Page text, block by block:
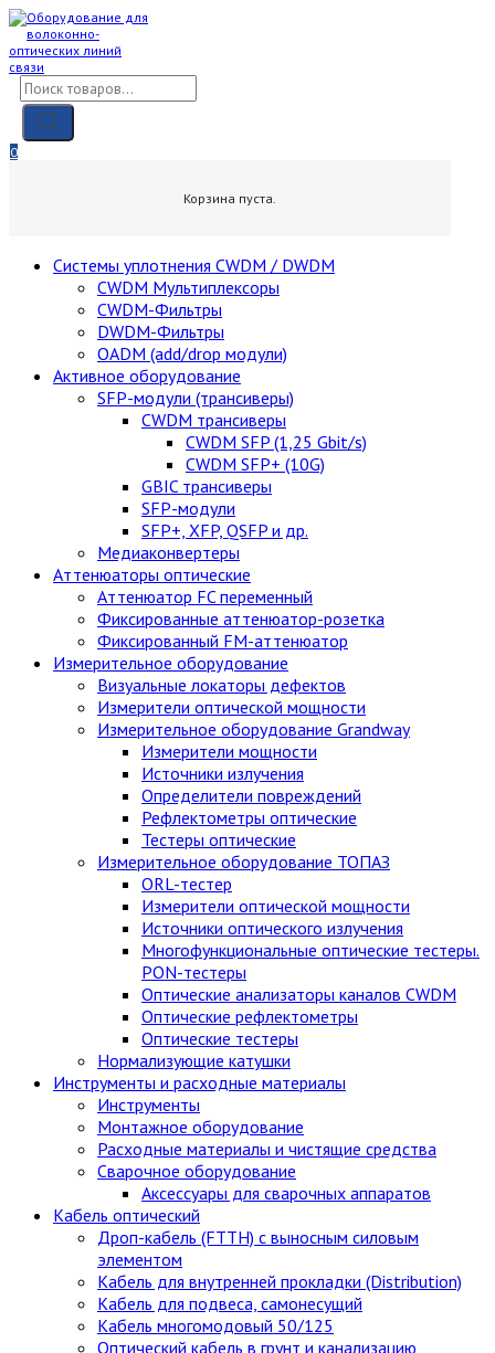
Skip
content
Поиск
товаров
0
Корзина пуста.
Cистемы уплотнения CWDM / DWDM
CWDM Мультиплексоры
CWDM-Фильтры
DWDM-Фильтры
OADM (add/drop модули)
Активное оборудование
SFP-модули (трансиверы)
CWDM трансиверы
CWDM SFP (1,25 Gbit/s)
CWDM SFP+ (10G)
GBIC трансиверы
SFP-модули
SFP+, XFP, QSFP и др.
Медиаконвертеры
Аттенюаторы оптические
Аттенюатор FC переменный
Фиксированные аттенюатор-розетка
Фиксированный FM-аттенюатор
Измерительное оборудование
Визуальные локаторы дефектов
Измерители оптической мощности
Измерительное оборудование Grandway
Измерители мощности
Источники излучения
Определители повреждений
Рефлектометры оптические
Тестеры оптические
Измерительное оборудование ТОПАЗ
ORL-тестер
Измерители оптической мощности
Источники оптического излучения
Многофункциональные оптические тестеры.
PON-тестеры
Оптические анализаторы каналов CWDM
Оптические рефлектометры
Оптические тестеры
Нормализующие катушки
Инструменты и расходные материалы
Инструменты
Монтажное оборудование
Расходные материалы и чистящие средства
Сварочное оборудование
Аксессуары для сварочных аппаратов
Кабель оптический
Дроп-кабель (FTTH) с выносным силовым
элементом
Кабель для внутренней прокладки (Distribution)
Кабель для подвеса, самонесущий
Кабель многомодовый 50/125
Оптический кабель в грунт и канализацию